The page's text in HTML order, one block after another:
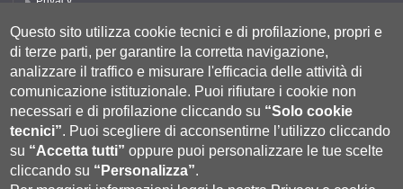
Segui CLA
Questo sito utilizza cookie tecnici e di profilazione, propri e
di terze parti, per garantire la corretta navigazione,
analizzare il traffico e misurare l'efficacia delle attività di
comunicazione istituzionale. Puoi rifiutare i cookie non
necessari e di profilazione cliccando su “Solo cookie
tecnici”. Puoi scegliere di acconsentirne l’utilizzo cliccando
su “Accetta tutti” oppure puoi personalizzare le tue scelte
cliccando su “Personalizza”.